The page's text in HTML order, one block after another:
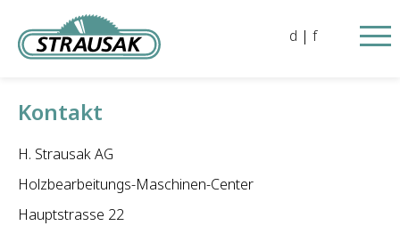
d | f
Kontakt
H. Strausak AG
Holzbearbeitungs-Maschinen-Center
Hauptstrasse 22